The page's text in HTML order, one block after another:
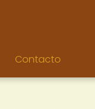
Contacto